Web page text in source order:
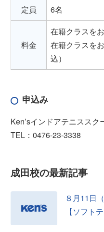
定員
6名
料金
在籍クラスを
在籍クラスを
込）
申込み
Ken’sインドアテニススク
TEL：0476-23-3338
成田校の最新記事
８月11日
【ソフト